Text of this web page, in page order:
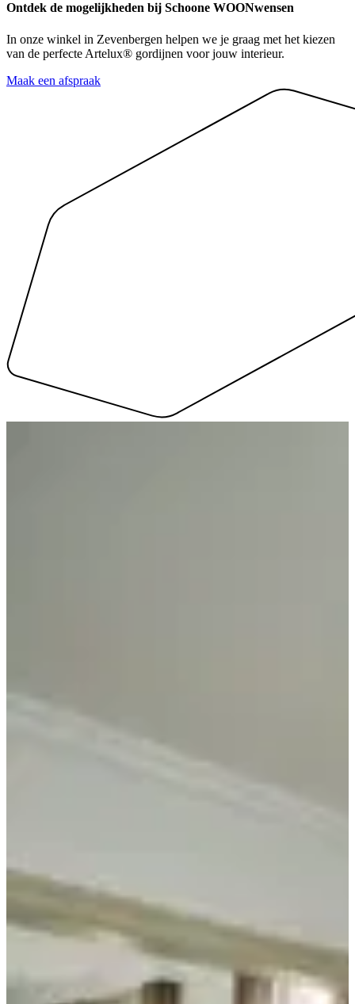
Ontdek de mogelijkheden bij Schoone WOONwensen
In onze winkel in Zevenbergen helpen we je graag met het kiezen
van de perfecte Artelux® gordijnen voor jouw interieur.
Maak een afspraak